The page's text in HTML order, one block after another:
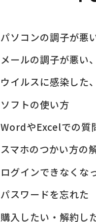
パソコンの調子が悪
メールの調子が悪い
ウイルスに感染した
ソフトの使い方
WordやExcelでの質
スマホのつかい方の
ログインできなくな
パスワードを忘れた
購入したい・解約し